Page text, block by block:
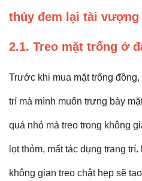
thủy đem lại tài vượng
2.1. Treo mặt trống ở
Trước khi mua mặt trống
trí mà mình muốn trưng bày
quá nhỏ mà treo trong không
lọt thỏm, mất tác dụng trang
không gian treo chật hẹp sẽ